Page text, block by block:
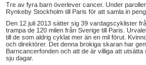
Tre av fyra barn överlever cancer. Under
Rynkeby Stockholm till Paris för att samla in
Den 12 juli 2013 sätter sig 39 vardagscyklister
trampa de 120 milen från Sverige till Paris.
till de som aldrig cyklat mer än en mil förut.
och direktörer. Det denna brokiga skaran har
Barncancerfonden och att de är villiga att
sju dagar.